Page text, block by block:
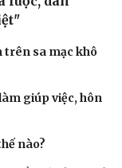
trên sa mạc khô
giúp việc, hôn
nào?